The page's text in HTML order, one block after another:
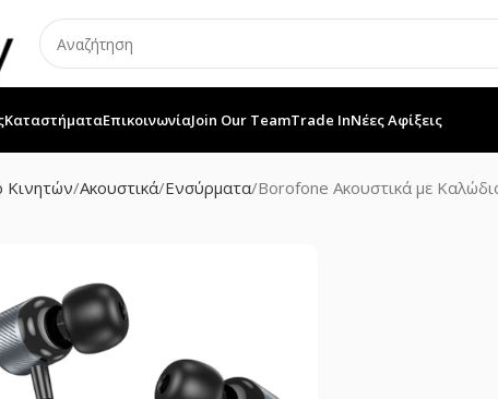
ΚαταστήματαΕπικοινωνίαJoin Our TeamTrade InΝέες Αφίξεις
Κινητών Ακουστικά Ενσύρματα Borofone Ακουστικά με